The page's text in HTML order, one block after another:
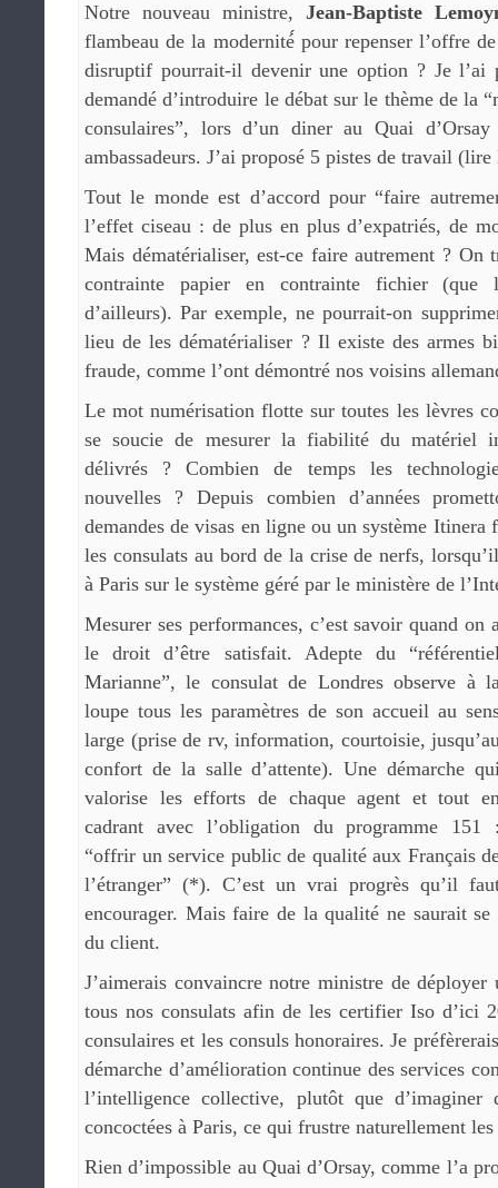
Notre nouveau ministre, Jean-Baptiste
flambeau de la modernité́ pour repenser l’offre
disruptif pourrait-il devenir une option ? Je l’ai
demandé d’introduire le débat sur le thème de la
consulaires”, lors d’un diner au Quai
ambassadeurs. J’ai proposé 5 pistes de travail (lire
Tout le monde est d’accord pour “faire
l’effet ciseau : de plus en plus d’expatriés, de
Mais dématérialiser, est-ce faire autrement ? On
contrainte papier en contrainte fichier
d’ailleurs). Par exemple, ne pourrait-on
lieu de les dématérialiser ? Il existe des armes
fraude, comme l’ont démontré nos voisins
Le mot numérisation flotte sur toutes les lèvres
se soucie de mesurer la fiabilité du matériel
délivrés ? Combien de temps les
nouvelles ? Depuis combien d’années
demandes de visas en ligne ou un système Itinera
les consulats au bord de la crise de nerfs,
à Paris sur le système géré par le ministère de
Mesurer ses performances, c’est savoir quand on
le droit d’être satisfait. Adepte du
Marianne”, le consulat de Londres observe à
loupe tous les paramètres de son accueil au
large (prise de rv, information, courtoisie,
confort de la salle d’attente). Une démarche
valorise les efforts de chaque agent et tout
cadrant avec l’obligation du programme 151
“offrir un service public de qualité aux Français
l’étranger” (*). C’est un vrai progrès qu’il
encourager. Mais faire de la qualité ne saurait
du client.
J’aimerais convaincre notre ministre de déployer
tous nos consulats afin de les certifier Iso d’ici
consulaires et les consuls honoraires. Je
démarche d’amélioration continue des services
l’intelligence collective, plutôt que d’imaginer
concoctées à Paris, ce qui frustre naturellement
Rien d’impossible au Quai d’Orsay, comme l’a